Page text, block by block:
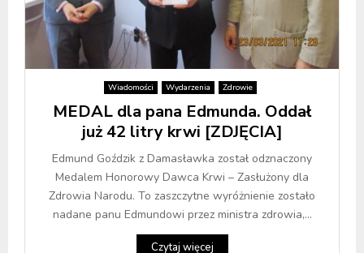
Wiadomości Wydarzenia Zdrowie
MEDAL dla pana Edmunda. Oddał
już 42 litry krwi [ZDJĘCIA]
Edmund Goździk z Damasławka został odznaczony
Medalem Honorowy Dawca Krwi – Zasłużony dla
Zdrowia Narodu. To zaszczytne wyróżnienie zostało
nadane panu Edmundowi przez ministra zdrowia,...
Czytaj więcej